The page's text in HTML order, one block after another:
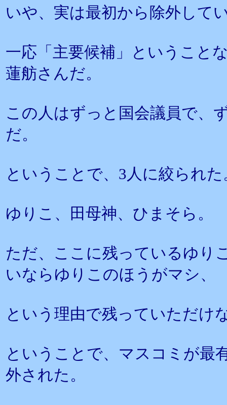
いや、実は最初から除外して
一応「主要候補」ということ
蓮舫さんだ。
この人はずっと国会議員で、
だ。
ということで、3人に絞られた
ゆりこ、田母神、ひまそら。
ただ、ここに残っているゆり
いならゆりこのほうがマシ、
という理由で残っていただけ
ということで、マスコミが最
外された。